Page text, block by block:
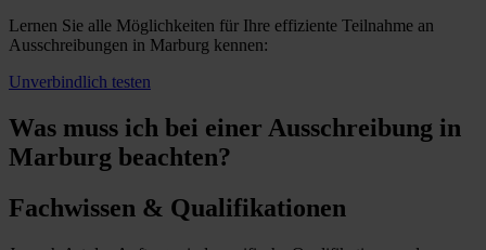
Lernen Sie alle Möglichkeiten für Ihre effiziente Teilnahme an
Ausschreibungen in Marburg kennen:
Unverbindlich testen
Was muss ich bei einer Ausschreibung in
Marburg beachten?
Fachwissen & Qualifikationen